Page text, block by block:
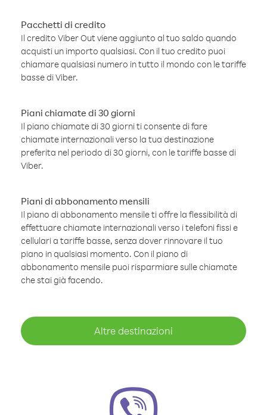
Pacchetti di credito
Il credito Viber Out viene aggiunto al tuo saldo quando
acquisti un importo qualsiasi. Con il tuo credito puoi
chiamare qualsiasi numero in tutto il mondo con le tariffe
basse di Viber.
Piani chiamate di 30 giorni
Il piano chiamate di 30 giorni ti consente di fare
chiamate internazionali verso la tua destinazione
preferita nel periodo di 30 giorni, con le tariffe basse di
Viber.
Piani di abbonamento mensili
Il piano di abbonamento mensile ti offre la flessibilità di
effettuare chiamate internazionali verso i telefoni fissi e
cellulari a tariffe basse, senza dover rinnovare il tuo
piano in qualsiasi momento. Con il piano di
abbonamento mensile puoi risparmiare sulle chiamate
che stai già facendo.
Altre destinazioni